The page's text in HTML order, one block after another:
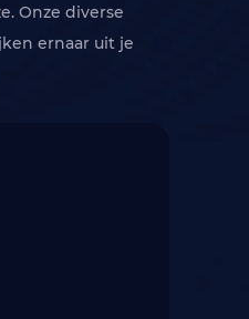
Onze diverse
ernaar uit je